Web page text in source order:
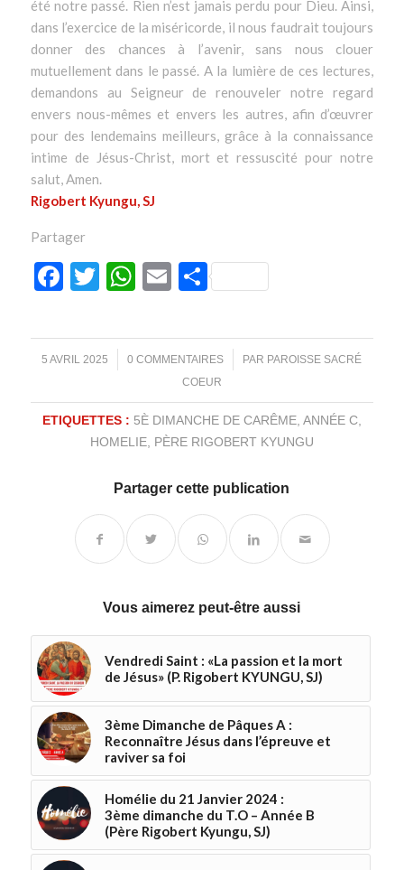
été notre passé. Rien n’est jamais perdu pour Dieu. Ainsi,
dans l’exercice de la miséricorde, il nous faudrait toujours
donner des chances à l’avenir, sans nous clouer
mutuellement dans le passé. A la lumière de ces lectures,
demandons au Seigneur de renouveler notre regard
envers nous-mêmes et envers les autres, afin d’œuvrer
pour des lendemains meilleurs, grâce à la connaissance
intime de Jésus-Christ, mort et ressuscité pour notre
salut, Amen.
Rigobert Kyungu, SJ
Partager
Facebook
Twitter
WhatsApp
EmailPartager
5 AVRIL 2025
/ 0 COMMENTAIRES
/ PAR PAROISSE SACRÉ
COEUR
ETIQUETTES : 5È DIMANCHE DE CARÊME, ANNÉE C,
HOMELIE, PÈRE RIGOBERT KYUNGU
Partager cette publication
Vous aimerez peut-être aussi
Vendredi Saint : «La passion et la mort
de Jésus» (P. Rigobert KYUNGU, SJ)
3ème Dimanche de Pâques A :
Reconnaître Jésus dans l’épreuve et
raviver sa foi
Homélie du 21 Janvier 2024 :
3ème dimanche du T.O – Année B
(Père Rigobert Kyungu, SJ)